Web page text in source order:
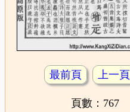
最前頁 上一頁
頁數：767